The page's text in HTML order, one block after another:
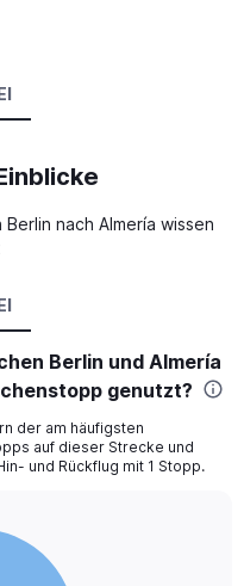
nach Almería wissen
Berlin und Almería
genutzt?
der am häufigsten
auf dieser Strecke und
und Rückflug mit 1 Stopp.